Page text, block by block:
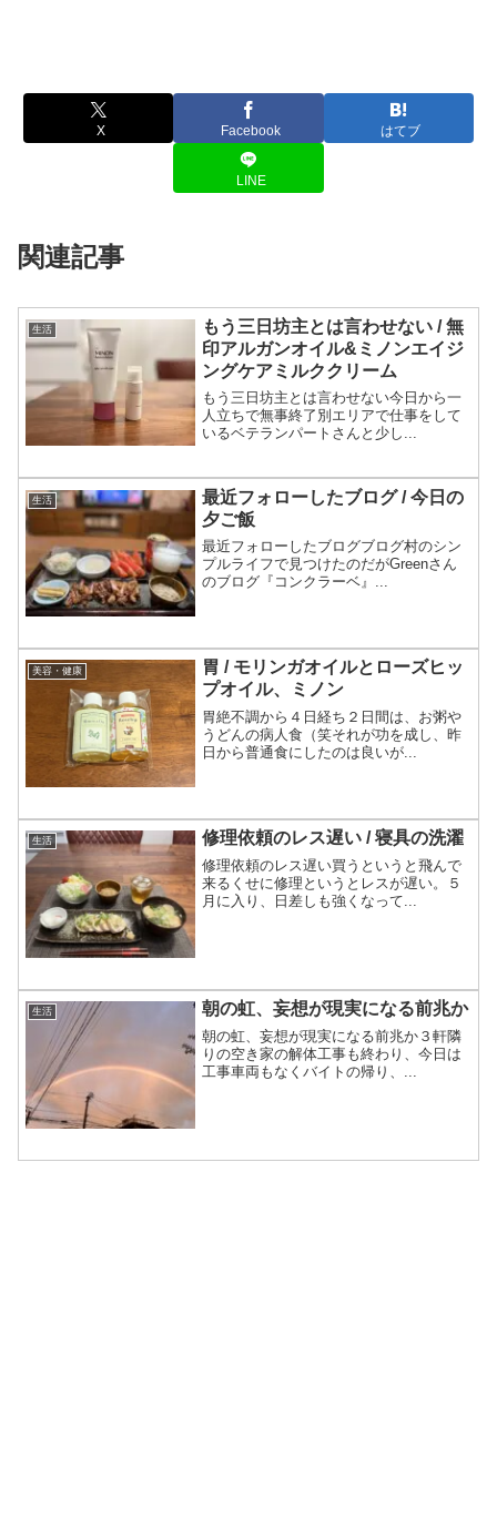
X Facebook はてブ
LINE
関連記事
生活
もう三日坊主とは言わせない / 無
印アルガンオイル&ミノンエイジ
ングケアミルククリーム
もう三日坊主とは言わせない今日から一
人立ちで無事終了別エリアで仕事をして
いるベテランパートさんと少し...
生活
最近フォローしたブログ / 今日の
夕ご飯
最近フォローしたブログブログ村のシン
プルライフで見つけたのだがGreenさん
のブログ『コンクラーベ』...
美容・健康
胃 / モリンガオイルとローズヒッ
プオイル、ミノン
胃絶不調から４日経ち２日間は、お粥や
うどんの病人食（笑それが功を成し、昨
日から普通食にしたのは良いが...
生活 修理依頼のレス遅い / 寝具の洗濯
修理依頼のレス遅い買うというと飛んで
来るくせに修理というとレスが遅い。５
月に入り、日差しも強くなって...
生活 朝の虹、妄想が現実になる前兆か
朝の虹、妄想が現実になる前兆か３軒隣
りの空き家の解体工事も終わり、今日は
工事車両もなくバイトの帰り、...